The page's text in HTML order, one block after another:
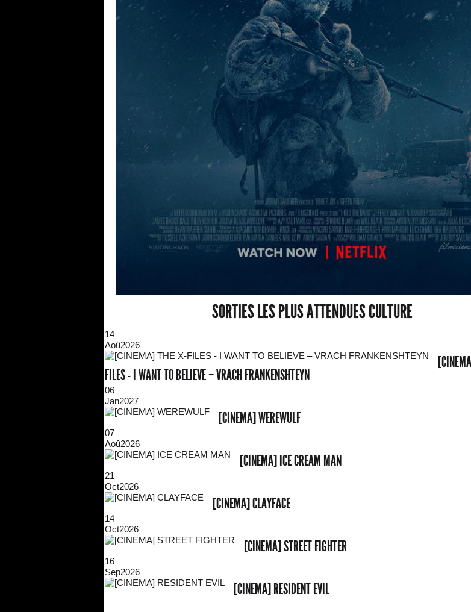
SORTIES LES PLUS ATTENDUES CULTURE
14
Aoû2026
FILES - I WANT TO BELIEVE – VRACH FRANKENSHTEYN
06
Jan2027
[CINEMA] WEREWULF
07
Aoû2026
[CINEMA] ICE CREAM MAN
21
Oct2026
[CINEMA] CLAYFACE
14
Oct2026
[CINEMA] STREET FIGHTER
16
Sep2026
[CINEMA] RESIDENT EVIL